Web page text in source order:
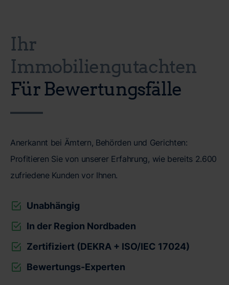
Ihr
Immobiliengutachten
Für Bewertungsfälle
Anerkannt bei Ämtern, Behörden und Gerichten:
Profitieren Sie von unserer Erfahrung, wie bereits 2.600
zufriedene Kunden vor Ihnen.
Unabhängig
In der Region Nordbaden
Zertifiziert (DEKRA + ISO/IEC 17024)
Bewertungs-Experten